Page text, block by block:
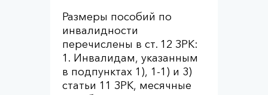
Размеры пособий по
инвалидности
перечислены в ст. 12 ЗРК:
1. Инвалидам, указанным
в подпунктах 1), 1-1) и 3)
статьи 11 ЗРК, месячные